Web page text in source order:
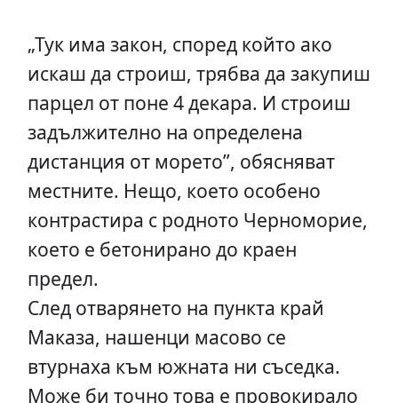
„Тук има закон, според който ако
искаш да строиш, трябва да закупиш
парцел от поне 4 декара. И строиш
задължително на определена
дистанция от морето”, обясняват
местните. Нещо, което особено
контрастира с родното Черноморие,
което е бетонирано до краен
предел.
След отварянето на пункта край
Маказа, нашенци масово се
втурнаха към южната ни съседка.
Може би точно това е провокирало